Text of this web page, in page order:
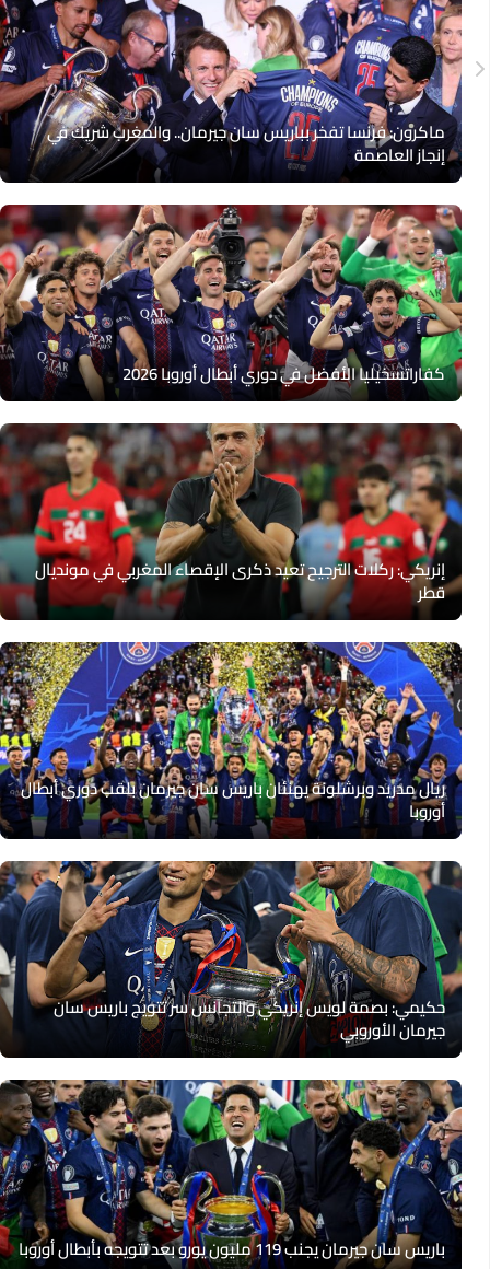
ماكرون: فرنسا تفخر بباريس سان جيرمان.. والمغرب شريك في
إنجاز العاصمة
كفاراتسخيليا الأفضل في دوري أبطال أوروبا 2026
إنريكي: ركلات الترجيح تعيد ذكرى الإقصاء المغربي في مونديال
قطر
ريال مدريد وبرشلونة يهنئان باريس سان جيرمان بلقب دوري أبطال
أوروبا
حكيمي: بصمة لويس إنريكي والتجانس سر تتويج باريس سان
جيرمان الأوروبي
باريس سان جيرمان يجنب 119 مليون يورو بعد تتويجه بأبطال أوروبا